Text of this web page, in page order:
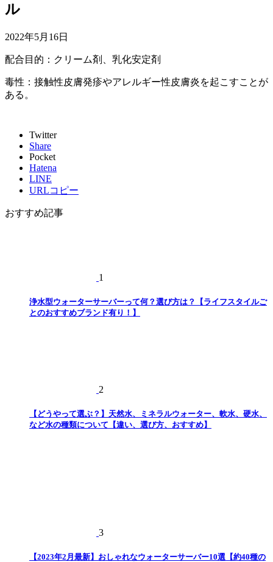
ル
2022年5月16日
配合目的：クリーム剤、乳化安定剤
毒性：接触性皮膚発疹やアレルギー性皮膚炎を起こすことが
ある。
Twitter
Share
Pocket
Hatena
LINE
URLコピー
おすすめ記事
1
浄水型ウォーターサーバーって何？選び方は？【ライフスタイルご
とのおすすめブランド有り！】
2
【どうやって選ぶ？】天然水、ミネラルウォーター、軟水、硬水、
など水の種類について【違い、選び方、おすすめ】
3
【2023年2月最新】おしゃれなウォーターサーバー10選【約40種の